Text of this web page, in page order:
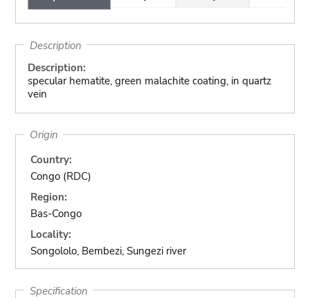
Description
Description:
specular hematite, green malachite coating, in quartz
vein
Origin
Country:
Congo (RDC)
Region:
Bas-Congo
Locality:
Songololo, Bembezi, Sungezi river
Specification